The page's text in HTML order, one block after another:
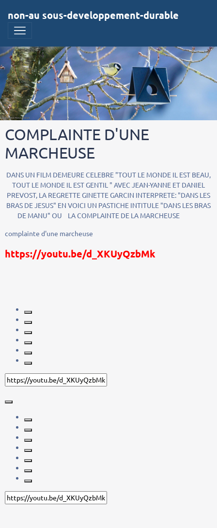
non-au sous-developpement-durable
COMPLAINTE D'UNE
MARCHEUSE
DANS UN FILM DEMEURE CELEBRE "TOUT LE MONDE IL EST BEAU,
TOUT LE MONDE IL EST GENTIL " AVEC JEAN-YANNE ET DANIEL
PREVOST, LA REGRETTE GINETTE GARCIN INTERPRETE: "DANS LES
BRAS DE JESUS" EN VOICI UN PASTICHE INTITULE "DANS LES BRAS
DE MANU" OU LA COMPLAINTE DE LA MARCHEUSE
complainte d'une marcheuse
https://youtu.be/d_XKUyQzbMk